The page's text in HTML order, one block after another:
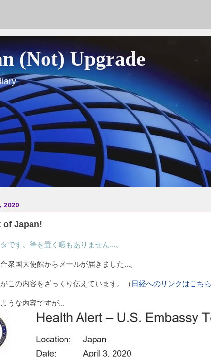
(Not) Upgrade
2020
of Japan!
です。筆を置く暇もありません...。
衆国大使館からメールが届きました...。
この内容をざっくり伝えています。（ 日経へのリンクはこちら
うな内容ですが...